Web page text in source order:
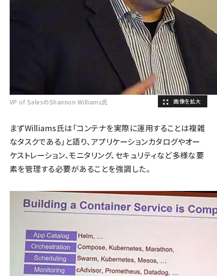
VP of SalesのShannon Williams氏
まずWilliams氏は「コンテナを実際に運用することは複雑
なタスクである」と語り、アプリケーションカタログやオー
ケストレーション、モニタリング、セキュリティなど多様な要
素を管理する必要があることを強調した。